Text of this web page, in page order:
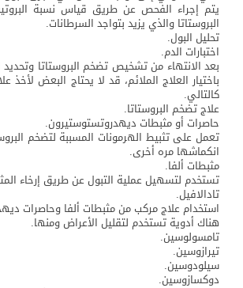
يتم إجراء الفحص عن طريق قياس نسبة
البروستاتا والذي يزيد بتواجد السرطانات.
تحليل البول.
اختبارات الدم.
بعد الانتهاء من تشخيص تضخم البروستاتا وتحديد
باختيار العلاج الملائم، قد لا يحتاج البعض لأخذ
كالتالي.
علاج تضخم البروستاتا.
حاصرات أو مثبطات ديهدروتستوستيرون.
تعمل على تثبيط الهرمونات المسببة لتضخم
انكماشها مره أخرى.
مثبطات ألفا.
تستخدم لتسهيل عملية التبول عن طريق إرخاء
تادالافيل.
استخدام علاج مركب من مثبطات ألفا وحاصرات
هناك أدوية تستخدم لتقليل الأعراض ومنها.
تامسولوسين.
تيرازوسين.
سيلودوسين.
دوكسازوسين.